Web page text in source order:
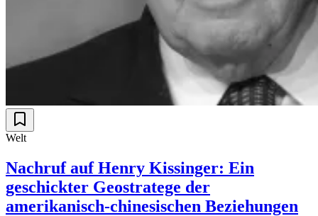
Welt
Nachruf auf Henry Kissinger: Ein
geschickter Geostratege der
amerikanisch-chinesischen Beziehungen